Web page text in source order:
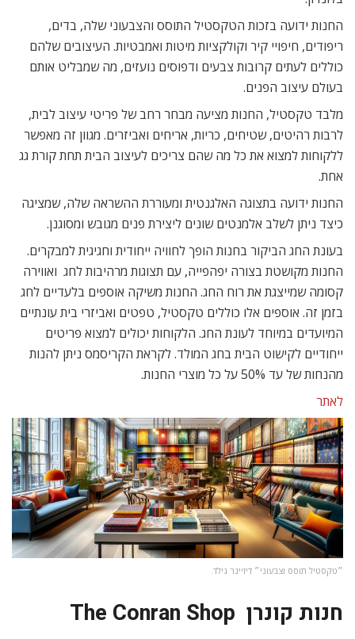
החנות ידועה בזכות הטקסטיל התוסס והצבעוני שלה, בדים,
ריפודים, חיפויי קיר וקולקציות מיטות ואמבטיות. העיצובים שלהם
כוללים לעתים קרובות צבעים ודפוסים נועזים, מה שמבליט אותם
בעולם עיצוב הפנים.
מלבד טקסטיל, החנות מציעה מבחר רחב של פריטי עיצוב לבית,
לרבות רהיטים, שטיחים, כריות, אריחים ואביזרים. מגוון זה מאפשר
ללקוחות למצוא את כל מה שהם צריכים לעיצוב הבית תחת קורת גג
אחת.
החנות ידועה בתצוגה האלגנטית ומעוררת ההשראה שלה, שמציגה
כיצד ניתן לשלב אלמנטים שונים ליצירת פנים מגובש ומסוגנן.
בעונת החג הביקור בחנות הופך לחוויה ייחודית וחגיגית למבקרים.
החנות מקושטת בצורה יפהפייה, עם תצוגות מרהיבות לחג ואווירה
קסומה שמייצגת את רוח החג. החנות משיקה אוספים בלעדיים לחג
בזמן זה. אוספים אלו כוללים טקסטיל, טפטים ואביזרי בית עונתיים
המיועדים במיוחד לעונת החג. הלקוחות יכולים למצוא פריטים
ייחודיים לקישוט הבית בחג המולד. לקראת הקריסמס ניתן להנות
מהנחות של עד 50% על כל מוצרי החנות.
לאתר
״טקסטיל תוסס וצבעוני״ דיזיינר גילד.
חנות קונרן The Conran Shop